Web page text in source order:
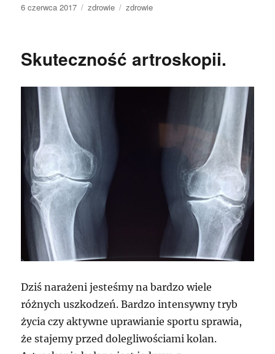
Data
6 czerwca 2017 Kategorie
zdrowie Tagi
zdrowie
Skuteczność artroskopii.
Dziś narażeni jesteśmy na bardzo wiele
różnych uszkodzeń. Bardzo intensywny tryb
życia czy aktywne uprawianie sportu sprawia,
że stajemy przed dolegliwościami kolan.